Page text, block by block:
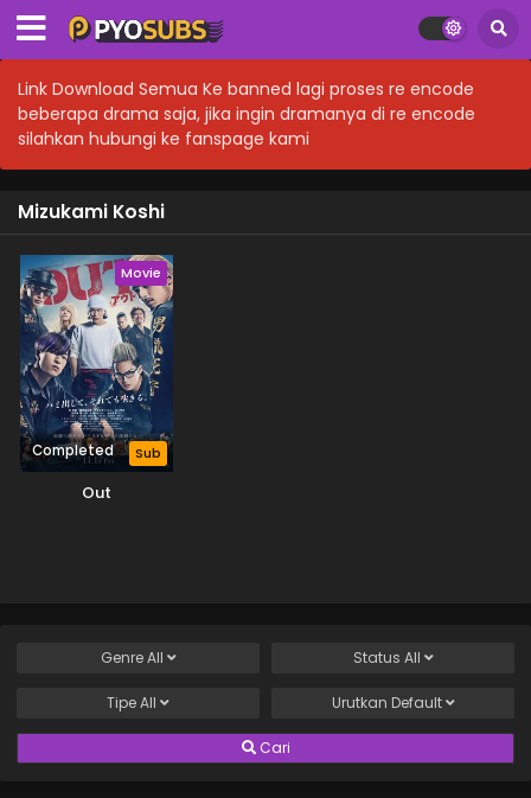
Link Download Semua Ke banned lagi proses re encode
beberapa drama saja, jika ingin dramanya di re encode
silahkan hubungi ke fanspage kami
Mizukami Koshi
Movie
Completed Sub
Out
GenreAll Status All
TipeAll Urutkan Default
Cari